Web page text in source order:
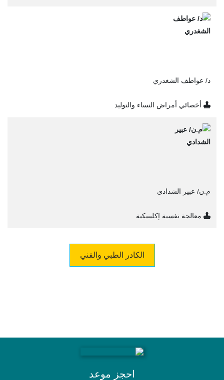
د/ عواطف الشغدري
أخصائي أمراض النساء والتوليد
م.ن/ عبير الشدادي
معالجة نفسية إكلينيكية
الكادر الطبي والفني
احجز موعد